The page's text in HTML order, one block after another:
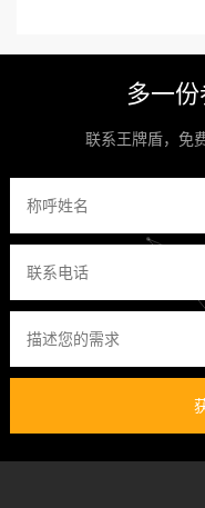
多一
联系王牌盾，免